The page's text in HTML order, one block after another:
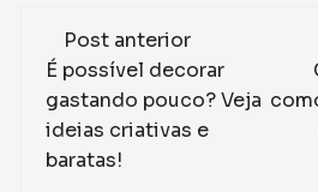
Navegação
de
post
Post anterior
É possível decorar
gastando pouco? Veja
ideias criativas e
baratas!